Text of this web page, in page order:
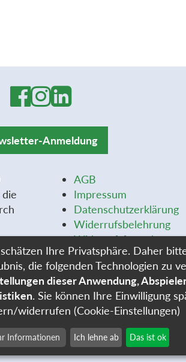
Anmeldung
AGB
Impressum
Datenschutzerklärung
Widerrufsbelehrung
Widerrufsformular
Stellenangebote
Cookie-Einstellungen
Ihre Privatsphäre. Daher
die folgenden Technologien zu
dieser Anwendung,
. Sie können Ihre Einwilligung
widerrufen (Cookie-Einstellungen)
Informationen Ich lehne ab Das ist ok